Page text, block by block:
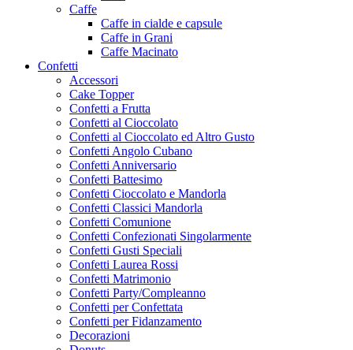
Caffe
Caffe in cialde e capsule
Caffe in Grani
Caffe Macinato
Confetti
Accessori
Cake Topper
Confetti a Frutta
Confetti al Cioccolato
Confetti al Cioccolato ed Altro Gusto
Confetti Angolo Cubano
Confetti Anniversario
Confetti Battesimo
Confetti Cioccolato e Mandorla
Confetti Classici Mandorla
Confetti Comunione
Confetti Confezionati Singolarmente
Confetti Gusti Speciali
Confetti Laurea Rossi
Confetti Matrimonio
Confetti Party/Compleanno
Confetti per Confettata
Confetti per Fidanzamento
Decorazioni